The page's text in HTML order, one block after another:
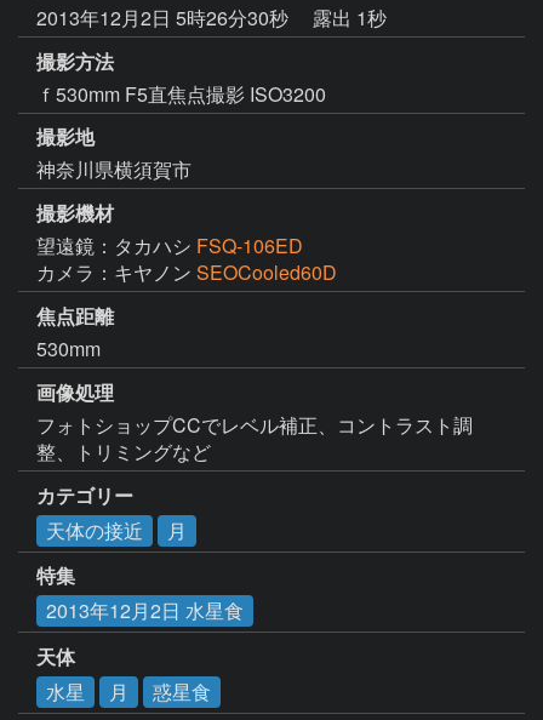
2013年12月2日 5時26分30秒
露出 1秒
撮影方法
ｆ530mm F5直焦点撮影 ISO3200
撮影地
神奈川県横須賀市
撮影機材
望遠鏡：タカハシ FSQ-106ED
カメラ：キヤノン SEOCooled60D
焦点距離
530mm
画像処理
フォトショップCCでレベル補正、コントラスト調
整、トリミングなど
カテゴリー
天体の接近
月
特集
2013年12月2日 水星食
天体
水星
月 惑星食